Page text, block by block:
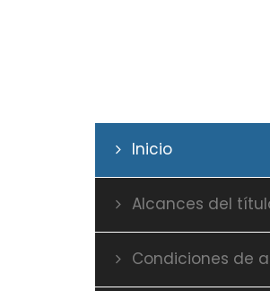
Inicio
Alcances del
Condiciones de